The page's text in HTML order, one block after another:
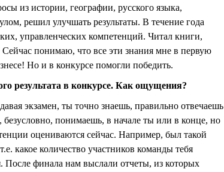
из истории, географии, русского языка,
решил улучшать результаты. В течение года
управленческих компетенций. Читал книги,
Сейчас понимаю, что все эти знания мне в первую
Но и в конкурсе помогли победить.
результата в конкурсе. Как ощущения?
экзамен, ты точно знаешь, правильно отвечаешь
понимаешь, в начале ты или в конце, но
оцениваются сейчас. Например, был такой
какое количество участников команды тебя
После финала нам выслали отчеты, из которых